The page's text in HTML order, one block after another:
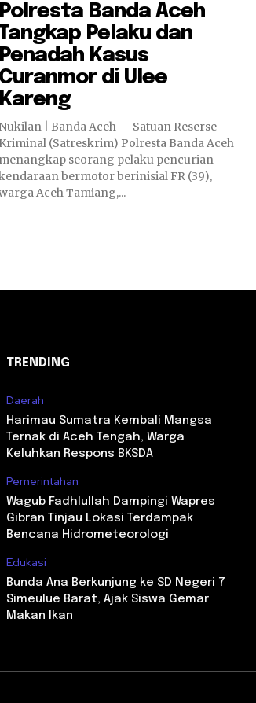
Polresta Banda Aceh
Pelaku dan
Penadah Kasus
Curanmor di Ulee
Kareng
Nukilan | Banda Aceh — Satuan Reserse
Kriminal (Satreskrim) Polresta Banda Aceh
menangkap seorang pelaku pencurian
bermotor berinisial FR (39),
Aceh Tamiang,...
TRENDING
Daerah
Harimau Sumatra Kembali Mangsa
Ternak di Aceh Tengah, Warga
Keluhkan Respons BKSDA
Pemerintahan
Wagub Fadhlullah Dampingi Wapres
Gibran Tinjau Lokasi Terdampak
Bencana Hidrometeorologi
Edukasi
Bunda Ana Berkunjung ke SD Negeri 7
Simeulue Barat, Ajak Siswa Gemar
Makan Ikan